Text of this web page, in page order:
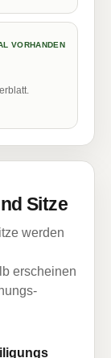
VORHANDEN
Sitze
werden
erscheinen